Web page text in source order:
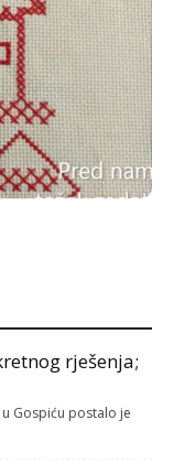
rješenja;
Gospiću postalo je